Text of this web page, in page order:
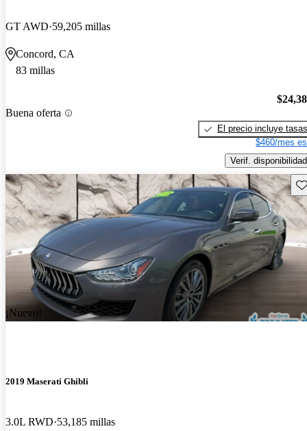
GT AWD 59,205 millas
Concord, CA
83 millas
Buena oferta
El precio incluye tasas
$460/mes
Verif. disponibilidad
¡Nuevo!
2019 Maserati Ghibli
3.0L RWD 53,185 millas